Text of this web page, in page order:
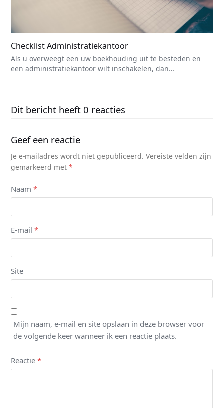
Checklist Administratiekantoor
Als u overweegt een uw boekhouding uit te besteden en
een administratiekantoor wilt inschakelen, dan…
Dit bericht heeft 0 reacties
Geef een reactie
Je e-mailadres wordt niet gepubliceerd. Vereiste velden zijn
gemarkeerd met*
Naam*
E-mail*
Site
Mijn naam, e-mail en site opslaan in deze browser voor
de volgende keer wanneer ik een reactie plaats.
Reactie*